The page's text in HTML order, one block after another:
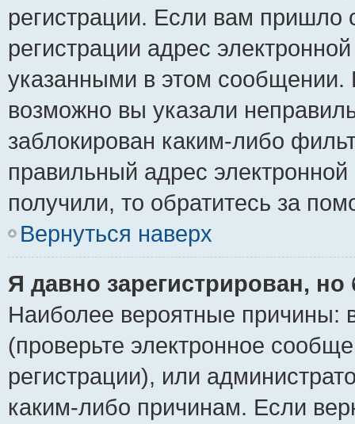
регистрации. Если вам
регистрации адрес
указанными в этом
возможно вы указали
заблокирован каким-либо
правильный адрес
получили, то обратитесь за
Вернуться наверх
Я давно зарегистрирован,
Наиболее вероятные причины:
(проверьте электронное
регистрации), или
каким-либо причинам. Если